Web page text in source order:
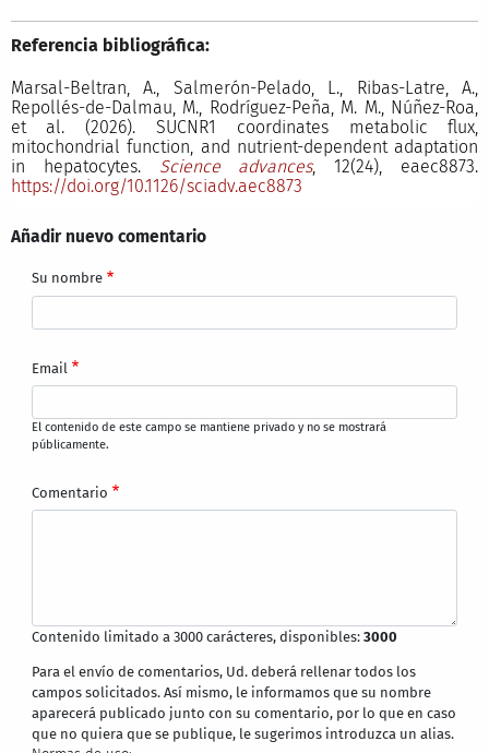
Referencia bibliográfica:
Marsal-Beltran, A., Salmerón-Pelado, L., Ribas-Latre, A.,
Repollés-de-Dalmau, M., Rodríguez-Peña, M. M., Núñez-Roa,
et al. (2026). SUCNR1 coordinates metabolic flux,
mitochondrial function, and nutrient-dependent adaptation
in hepatocytes. Science advances, 12(24), eaec8873.
https://doi.org/10.1126/sciadv.aec8873
Añadir nuevo comentario
Su nombre
Email
El contenido de este campo se mantiene privado y no se mostrará
públicamente.
Comentario
Contenido limitado a 3000 carácteres, disponibles:3000
Para el envío de comentarios, Ud. deberá rellenar todos los
campos solicitados. Así mismo, le informamos que su nombre
aparecerá publicado junto con su comentario, por lo que en caso
que no quiera que se publique, le sugerimos introduzca un alias.